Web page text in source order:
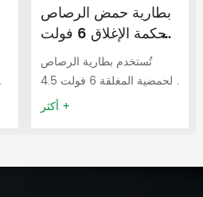
بطارية حمض الرصاص
محكمة الإغلاق 6 فولت
4.5 أمبير/ساعة،
بطارية UPS 3FM4.5
تُستخدم بطارية الرصاص
الحمضية المغلقة 6 فولت 4.5
أمبير في موازين الوزن،
وسيارات الأطفال الكهربائية،
أكثر +